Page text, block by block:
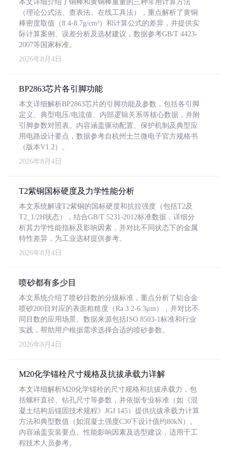
本文详细介绍了铜棒和黄铜棒重量的三种常用计算方法
（理论公式法、查表法、在线工具法），重点解析了黄铜
棒密度取值（8.4-8.7g/cm³）和计算公式的差异，并提供实
际计算案例、误差分析及选材建议，数据参考GB/T 4423-
2007等国家标准。
2026年8月4日
BP2863芯片各引脚功能
本文详细解析BP2863芯片的引脚功能及参数，包括各引脚
定义、典型电压/电流值、内部逻辑关系等核心数据，并附
引脚参数对照表。内容涵盖驱动配置、保护机制及典型应
用电路设计要点，数据参考自杭州士兰微电子官方规格书
（版本V1.2）。
2026年8月4日
T2紫铜国标硬度及力学性能分析
本文系统解读T2紫铜的国标硬度和抗拉强度（包括T2及
T2_1/2H状态），结合GB/T 5231-2012标准数据，详细分
析其力学性能指标及影响因素，并对比不同状态下的金属
特性差异，为工业选材提供参考。
2026年8月4日
喷砂都有多少目
本文系统介绍了喷砂目数的分级标准，重点分析了铝合金
喷砂200目对应的表面粗糙度（Ra 3.2-6.3μm），并对比不
同目数的应用场景。数据来源包括ISO 8503-1标准和行业
实践，帮助用户根据需求选择合适的喷砂参数。
2026年8月4日
M20化学锚栓尺寸规格及抗拔承载力详解
本文详细解析M20化学锚栓的尺寸规格和抗拔承载力，包
括螺杆直径、钻孔尺寸等参数，并依据专业标准（如《混
凝土结构后锚固技术规程》JGJ 145）提供抗拔承载力计算
方法和典型数值（如混凝土强度C30下设计值约80kN）。
内容涵盖安装要点、性能影响因素及选型建议，适用于工
程技术人员参考。